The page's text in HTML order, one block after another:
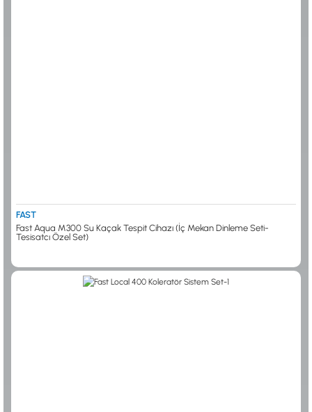
FAST
Fast Aqua M300 Su Kaçak Tespit Cihazı (İç Mekan Dinleme Seti-
Tesisatcı Özel Set)